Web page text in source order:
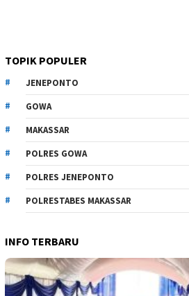
TOPIK POPULER
JENEPONTO
GOWA
MAKASSAR
POLRES GOWA
POLRES JENEPONTO
POLRESTABES MAKASSAR
INFO TERBARU